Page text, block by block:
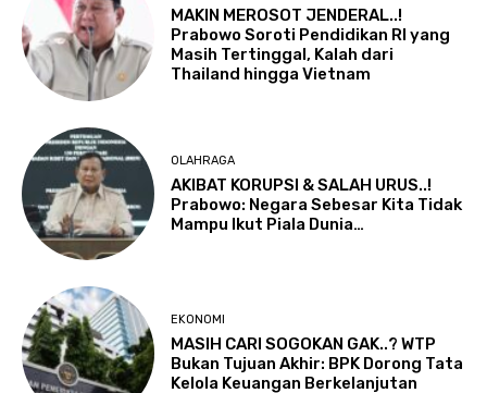
MAKIN MEROSOT JENDERAL..!
Prabowo Soroti Pendidikan RI yang
Masih Tertinggal, Kalah dari
Thailand hingga Vietnam
OLAHRAGA
AKIBAT KORUPSI & SALAH URUS..!
Prabowo: Negara Sebesar Kita Tidak
Mampu Ikut Piala Dunia…
EKONOMI
MASIH CARI SOGOKAN GAK..? WTP
Bukan Tujuan Akhir: BPK Dorong Tata
Kelola Keuangan Berkelanjutan